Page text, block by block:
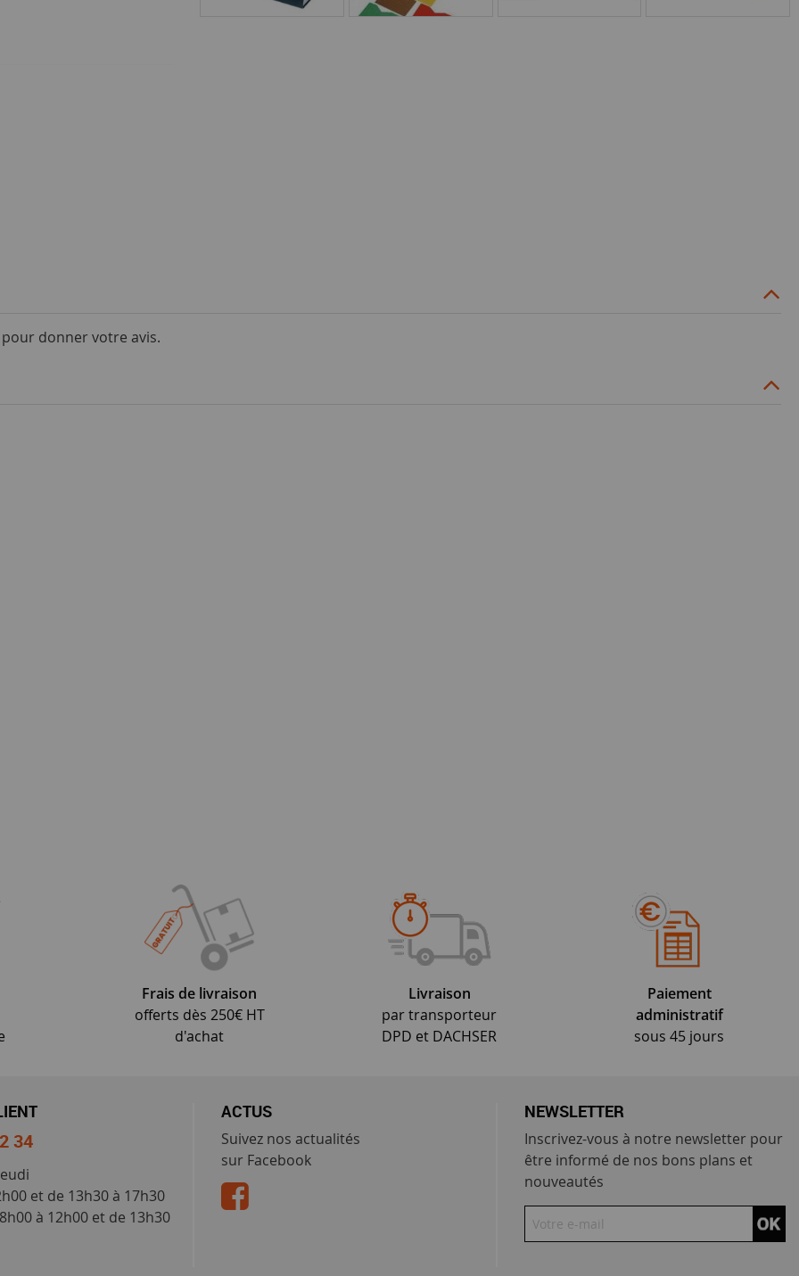
pour donner votre avis.
Frais de livraison
offerts dès 250€ HT
d'achat
Livraison
par transporteur
DPD et DACHSER
Paiement
administratif
sous 45 jours
34
et de 13h30 à 17h30
à 12h00 et de 13h30
ACTUS
Suivez nos actualités
sur Facebook
NEWSLETTER
Inscrivez-vous à notre newsletter pour
être informé de nos bons plans et
nouveautés